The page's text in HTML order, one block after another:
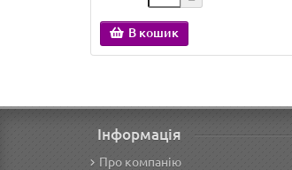
В кошик
Інформація
Про компанію